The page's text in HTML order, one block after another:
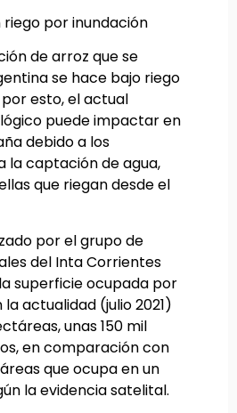
por inundación
de arroz que se
se hace bajo riego
esto, el actual
puede impactar en
debido a los
la captación de agua,
que riegan desde el
por el grupo de
del Inta Corrientes
superficie ocupada por
actualidad (julio 2021)
unas 150 mil
en comparación con
que ocupa en un
la evidencia satelital.